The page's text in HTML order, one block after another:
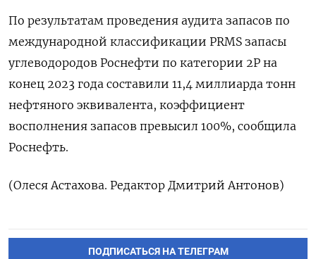
По результатам проведения аудита запасов по
международной классификации PRMS запасы
углеводородов Роснефти по категории 2Р на
конец 2023 года составили 11,4 миллиарда тонн
нефтяного эквивалента, коэффициент
восполнения запасов превысил 100%, сообщила
Роснефть.
(Олеся Астахова. Редактор Дмитрий Антонов)
ПОДПИСАТЬСЯ НА ТЕЛЕГРАМ